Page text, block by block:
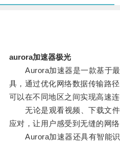
aurora加速器极光
Aurora加速器是一款基于最
具，通过优化网络数据传输路
可以在不同地区之间实现高速连
无论是观看视频、下载文件
应对，让用户感受到无缝的网络
Aurora加速器还具有智能识